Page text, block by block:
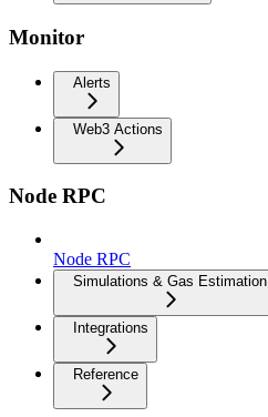
Monitor
Alerts
Web3 Actions
Node RPC
Node RPC
Simulations & Gas Estimation
Integrations
Reference